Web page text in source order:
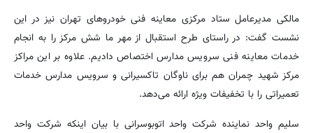
مالکی مدیرعامل ستاد مرکزی معاینه فنی خودروهای تهران نیز در این
نشست گفت: در راستای طرح استقبال از مهر ما شش مرکز را به انجام
خدمات معاینه فنی سرویس مدارس اختصاص دادیم. علاوه بر این مراکز
مرکز شهید چمران هم برای ناوگان تاکسیرانی و سرویس مدارس خدمات
تعمیراتی را با تخفیفات ویژه ارائه می‌دهد.
سلیم واحد نماینده شرکت واحد اتوبوسرانی با بیان اینکه شرکت واحد